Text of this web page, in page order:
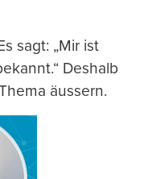
sagt: „Mir ist
Deshalb
äussern.